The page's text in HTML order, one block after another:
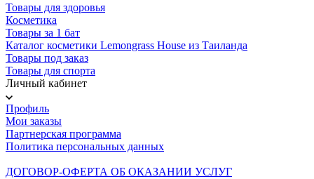
Товары для здоровья
Косметика
Товары за 1 бат
Каталог косметики Lemongrass House из Таиланда
Товары под заказ
Товары для спорта
Личный кабинет
Профиль
Мои заказы
Партнерская программа
Политика персональных данных
ДОГОВОР-ОФЕРТА ОБ ОКАЗАНИИ УСЛУГ